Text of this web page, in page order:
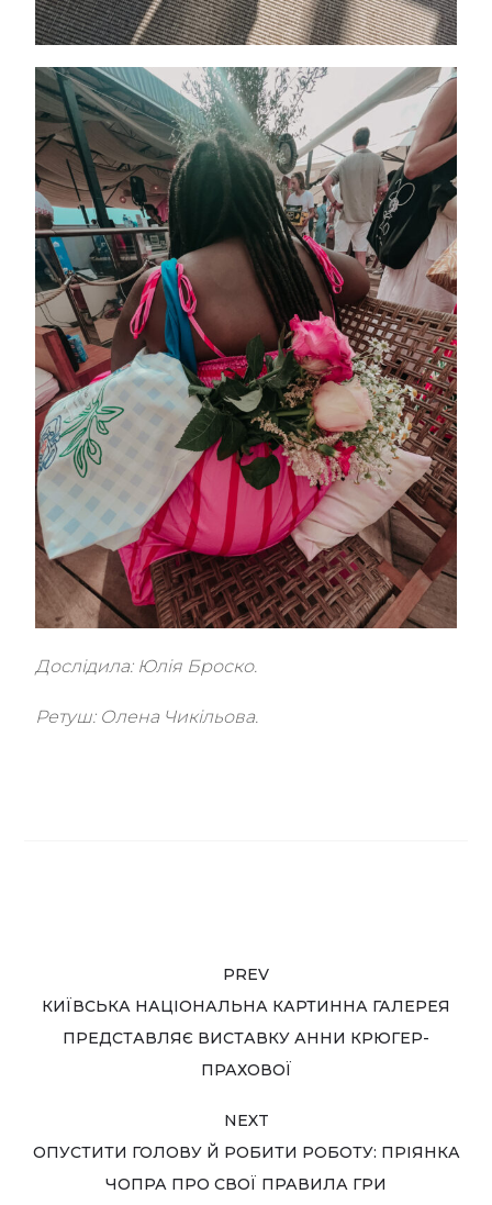
Дослідила: Юлія Броско.
Ретуш: Олена Чикільова.
PREV
КИЇВСЬКА НАЦІОНАЛЬНА КАРТИННА ГАЛЕРЕЯ
ПРЕДСТАВЛЯЄ ВИСТАВКУ АННИ КРЮГЕР-
ПРАХОВОЇ
NEXT
ОПУСТИТИ ГОЛОВУ Й РОБИТИ РОБОТУ: ПРІЯНКА
ЧОПРА ПРО СВОЇ ПРАВИЛА ГРИ